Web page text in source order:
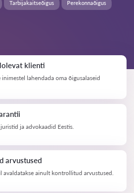
Perekonnaõigus
Tarbijakaitseõigus
klienti
inimestel lahendada oma õigusalaseid
ja advokaadid Eestis.
arvustused
avaldatakse ainult kontrollitud arvustused.